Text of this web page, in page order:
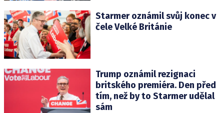
Starmer oznámil svůj konec v
čele Velké Británie
Trump oznámil rezignaci
britského premiéra. Den před
tím, než by to Starmer udělal
sám